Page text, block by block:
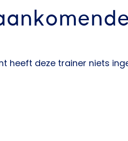
heeft deze trainer niets